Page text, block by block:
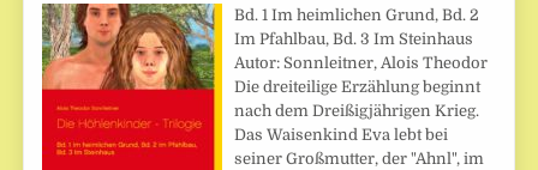
Bd. 1 Im heimlichen Grund, Bd. 2
Im Pfahlbau, Bd. 3 Im Steinhaus
Autor: Sonnleitner, Alois Theodor
Die dreiteilige Erzählung beginnt
nach dem Dreißigjährigen Krieg.
Das Waisenkind Eva lebt bei
seiner Großmutter, der "Ahnl", im